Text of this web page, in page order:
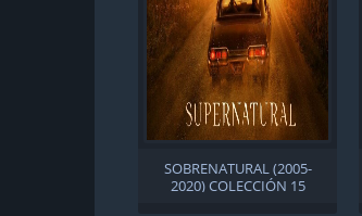
SOBRENATURAL (2005-
2020) COLECCIÓN 15